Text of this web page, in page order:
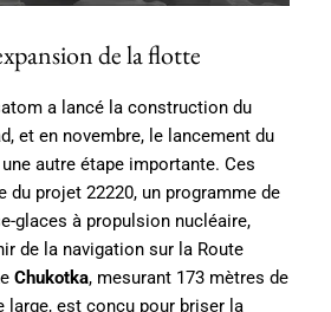
de la flotte
a lancé la construction du
et en novembre, le lancement du
autre étape importante. Ces
du projet 22220, un programme de
glaces à propulsion nucléaire,
de la navigation sur la Route
Chukotka, mesurant 173 mètres de
large, est conçu pour briser la